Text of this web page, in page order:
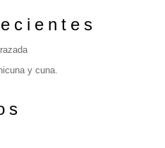
y cuna.